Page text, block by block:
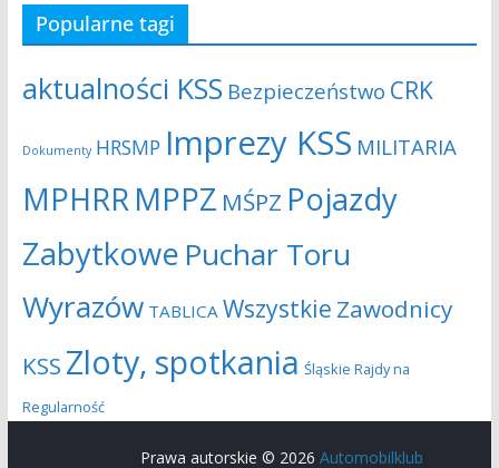
Popularne tagi
aktualności KSS Bezpieczeństwo CRK
Dokumenty HRSMP Imprezy KSS MILITARIA
MPHRRMPPZ MŚPZ Pojazdy
Zabytkowe Puchar Toru
Wyrazów TABLICA Wszystkie Zawodnicy
KSS Zloty, spotkania Śląskie Rajdy na
Regularność
Prawa autorskie © 2026 Automobilklub